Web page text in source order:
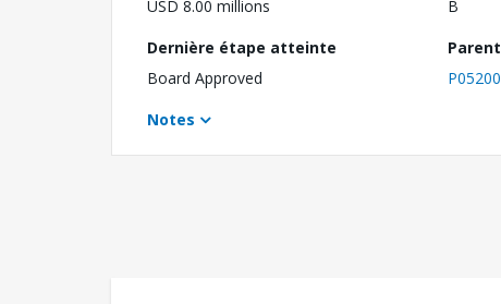
USD 8.00 millions
B
Dernière étape atteinte
Board Approved
Notes